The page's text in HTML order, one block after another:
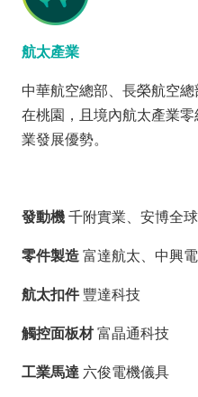
航太產業
中華航空總部、長榮航空
在桃園，且境內航太產業
業發展優勢。
發動機 千附實業、安博全
零件製造 富達航太、中興
航太扣件豐達科技
觸控面板材富晶通科技
工業馬達 六俊電機儀具